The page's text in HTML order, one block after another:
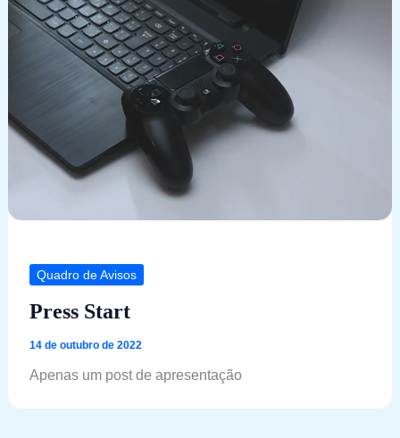
Quadro de Avisos
Press Start
14 de outubro de 2022
Apenas um post de apresentação